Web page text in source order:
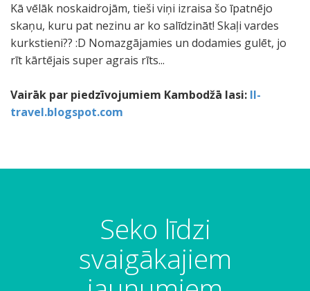
Kā vēlāk noskaidrojām, tieši viņi izraisa šo īpatnējo
skaņu, kuru pat nezinu ar ko salīdzināt! Skaļi vardes
kurkstieni?? :D Nomazgājamies un dodamies gulēt, jo
rīt kārtējais super agrais rīts...
Vairāk par piedzīvojumiem Kambodžā lasi: ll-
travel.blogspot.com
Seko līdzi
svaigākajiem